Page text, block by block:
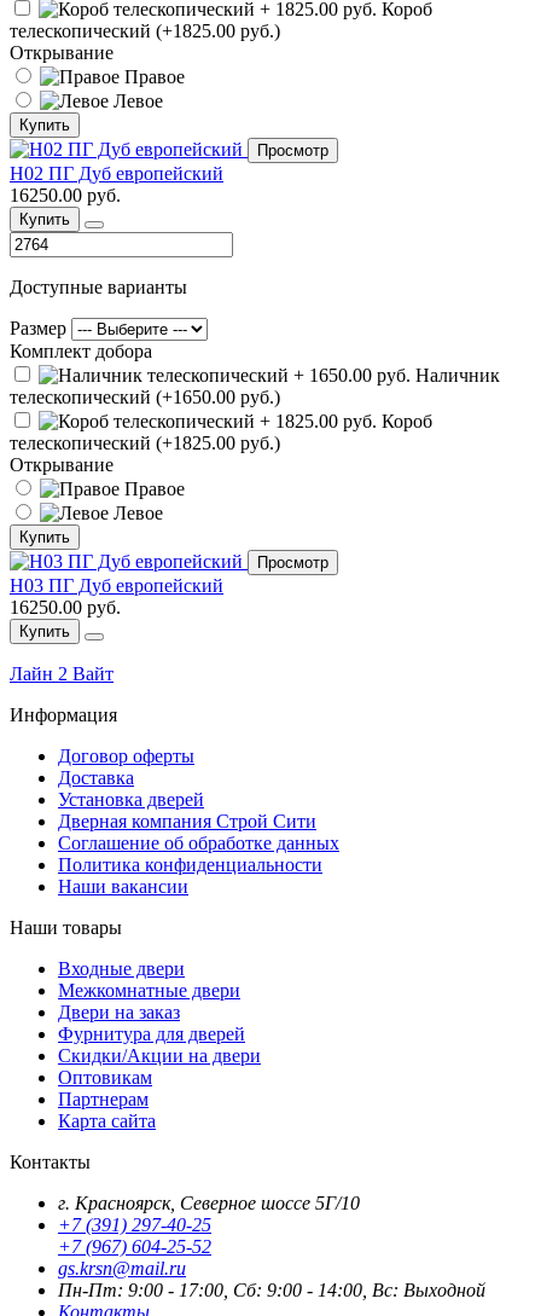
Короб
телескопический (+1825.00 руб.)
Открывание
Правое
Левое
Купить
Просмотр
Н02 ПГ Дуб европейский
16250.00 руб.
Купить
Доступные варианты
Размер
Комплект добора
Наличник
телескопический (+1650.00 руб.)
Короб
телескопический (+1825.00 руб.)
Открывание
Правое
Левое
Купить
Просмотр
Н03 ПГ Дуб европейский
16250.00 руб.
Купить
Лайн 2 Вайт
Информация
Договор оферты
Доставка
Установка дверей
Дверная компания Строй Сити
Соглашение об обработке данных
Политика конфиденциальности
Наши вакансии
Наши товары
Входные двери
Межкомнатные двери
Двери на заказ
Фурнитура для дверей
Скидки/Акции на двери
Оптовикам
Партнерам
Карта сайта
Контакты
г. Красноярск, Северное шоссе 5Г/10
+7 (391) 297-40-25
+7 (967) 604-25-52
gs.krsn@mail.ru
Пн-Пт: 9:00 - 17:00, Сб: 9:00 - 14:00, Вс: Выходной
Контакты